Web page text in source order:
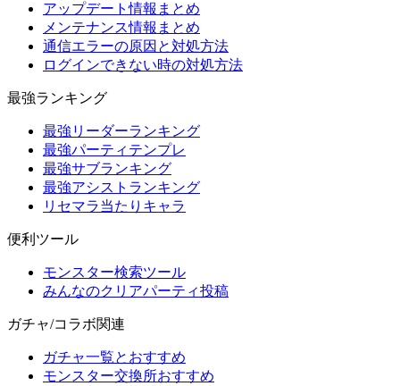
アップデート情報まとめ
メンテナンス情報まとめ
通信エラーの原因と対処方法
ログインできない時の対処方法
最強ランキング
最強リーダーランキング
最強パーティテンプレ
最強サブランキング
最強アシストランキング
リセマラ当たりキャラ
便利ツール
モンスター検索ツール
みんなのクリアパーティ投稿
ガチャ/コラボ関連
ガチャ一覧とおすすめ
モンスター交換所おすすめ